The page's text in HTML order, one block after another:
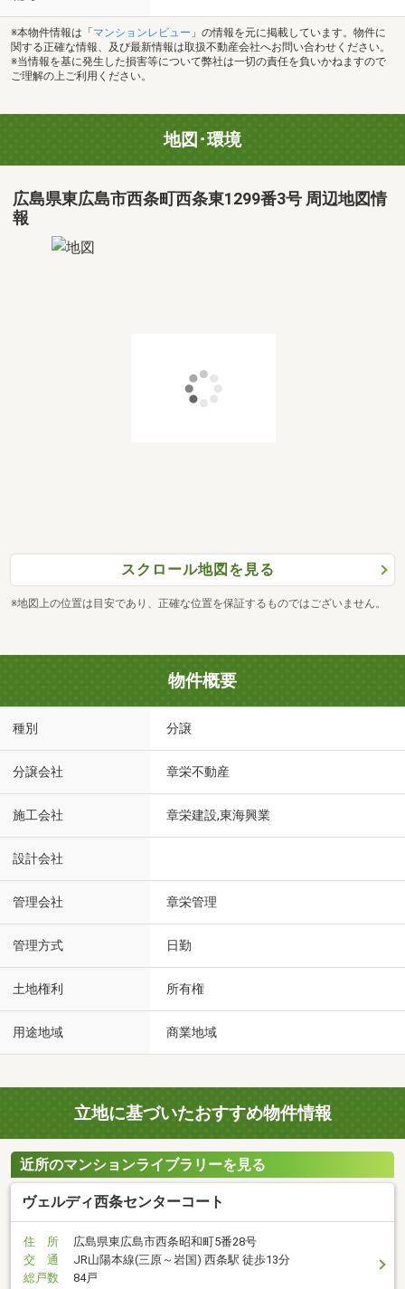
※本物件情報は「 マンションレビュー 」の情報を元に掲載しています。物件に
関する正確な情報、及び最新情報は取扱不動産会社へお問い合わせください。
※当情報を基に発生した損害等について弊社は一切の責任を負いかねますので
ご理解の上ご利用ください。
地図･環境
広島県東広島市西条町西条東1299番3号 周辺地図情
報
スクロール地図を見る
※地図上の位置は目安であり、正確な位置を保証するものではございません。
物件概要
種別 分譲
分譲会社 章栄不動産
施工会社 章栄建設,東海興業
設計会社
管理会社 章栄管理
管理方式 日勤
土地権利 所有権
用途地域 商業地域
立地に基づいたおすすめ物件情報
近所のマンションライブラリーを見る
ヴェルディ西条センターコート
住 所
広島県東広島市西条昭和町5番28号
交 通
JR山陽本線(三原～岩国) 西条駅 徒歩13分
総戸数
84戸